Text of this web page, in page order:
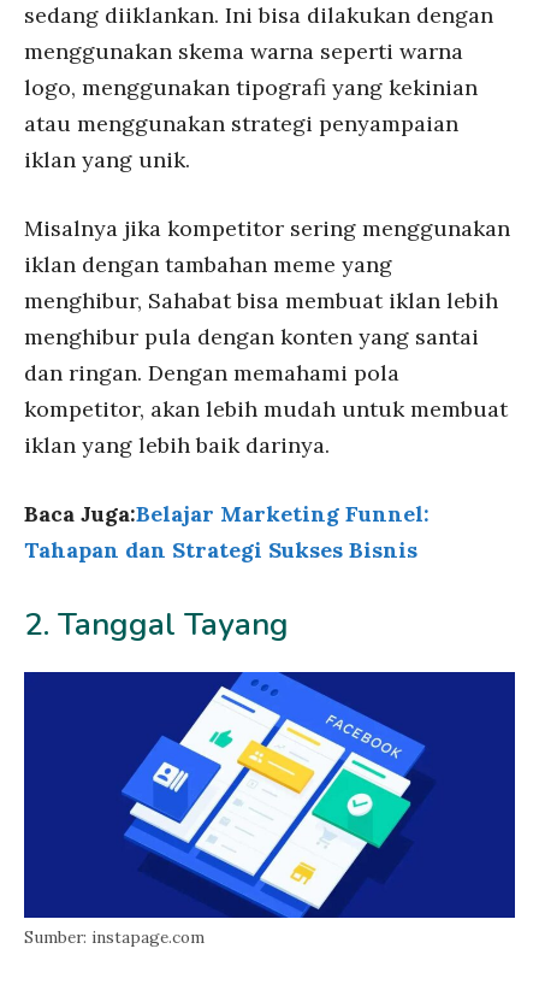
sedang diiklankan. Ini bisa dilakukan dengan
menggunakan skema warna seperti warna
logo, menggunakan tipografi yang kekinian
atau menggunakan strategi penyampaian
iklan yang unik.
Misalnya jika kompetitor sering menggunakan
iklan dengan tambahan meme yang
menghibur, Sahabat bisa membuat iklan lebih
menghibur pula dengan konten yang santai
dan ringan. Dengan memahami pola
kompetitor, akan lebih mudah untuk membuat
iklan yang lebih baik darinya.
Baca Juga:Belajar Marketing Funnel:
Tahapan dan Strategi Sukses Bisnis
2. Tanggal Tayang
Sumber: instapage.com